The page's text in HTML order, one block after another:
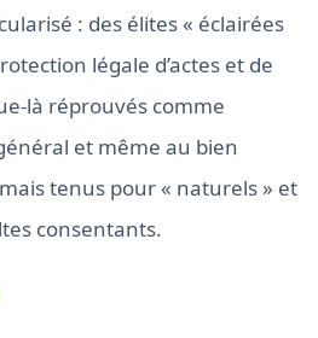
: des élites « éclairées
légale d’actes et de
là réprouvés comme
et même au bien
tenus pour « naturels » et
consentants.